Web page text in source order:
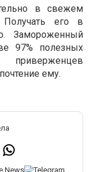
в свежем
его в
Замороженный
97% полезных
приверженцев
ему.